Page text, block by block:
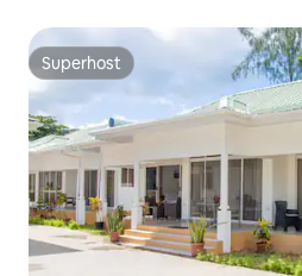
Superhost
Superhost